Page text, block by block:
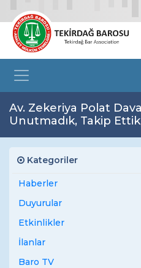
Av. Zekeriya Polat
Unutmadık, Takip
Kategoriler
Haberler
Duyurular
Etkinlikler
İlanlar
Baro TV